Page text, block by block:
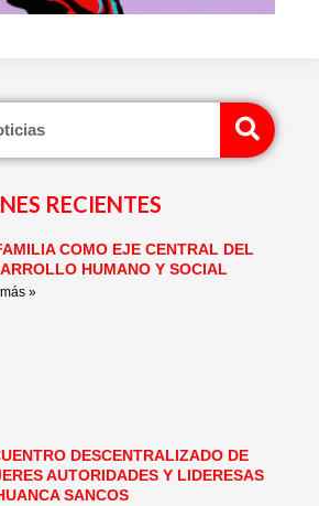
RECIENTES
COMO EJE CENTRAL DEL
HUMANO Y SOCIAL
»
DESCENTRALIZADO DE
AUTORIDADES Y LIDERESAS
SANCOS
PagePagePagePagePagePage